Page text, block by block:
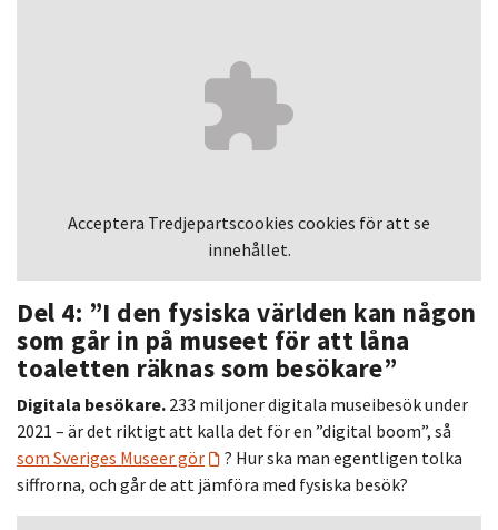
Acceptera Tredjepartscookies cookies för att se
innehållet.
Del 4: ”I den fysiska världen kan någon
som går in på museet för att låna
toaletten räknas som besökare”
Digitala besökare. 233 miljoner digitala museibesök under
2021 – är det riktigt att kalla det för en ”digital boom”, så
som Sveriges Museer gör
? Hur ska man egentligen tolka
siffrorna, och går de att jämföra med fysiska besök?